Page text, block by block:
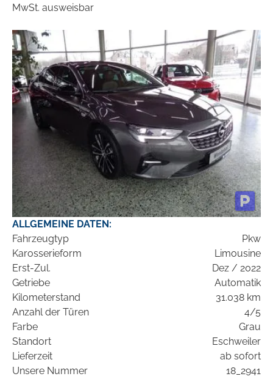
MwSt. ausweisbar
ALLGEMEINE DATEN:
Fahrzeugtyp
Pkw
Karosserieform
Limousine
Erst-Zul.
Dez / 2022
Getriebe
Automatik
Kilometerstand
31.038 km
Anzahl der Türen
4/5
Farbe
Grau
Standort
Eschweiler
Lieferzeit
ab sofort
Unsere Nummer
18_2941